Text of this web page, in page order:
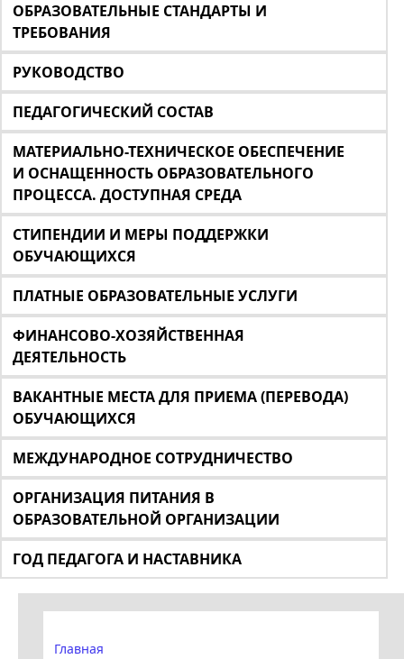
ОБРАЗОВАТЕЛЬНЫЕ СТАНДАРТЫ И
ТРЕБОВАНИЯ
РУКОВОДСТВО
ПЕДАГОГИЧЕСКИЙ СОСТАВ
МАТЕРИАЛЬНО-ТЕХНИЧЕСКОЕ ОБЕСПЕЧЕНИЕ
И ОСНАЩЕННОСТЬ ОБРАЗОВАТЕЛЬНОГО
ПРОЦЕССА. ДОСТУПНАЯ СРЕДА
СТИПЕНДИИ И МЕРЫ ПОДДЕРЖКИ
ОБУЧАЮЩИХСЯ
ПЛАТНЫЕ ОБРАЗОВАТЕЛЬНЫЕ УСЛУГИ
ФИНАНСОВО-ХОЗЯЙСТВЕННАЯ
ДЕЯТЕЛЬНОСТЬ
ВАКАНТНЫЕ МЕСТА ДЛЯ ПРИЕМА (ПЕРЕВОДА)
ОБУЧАЮЩИХСЯ
МЕЖДУНАРОДНОЕ СОТРУДНИЧЕСТВО
ОРГАНИЗАЦИЯ ПИТАНИЯ В
ОБРАЗОВАТЕЛЬНОЙ ОРГАНИЗАЦИИ
ГОД ПЕДАГОГА И НАСТАВНИКА
Главная